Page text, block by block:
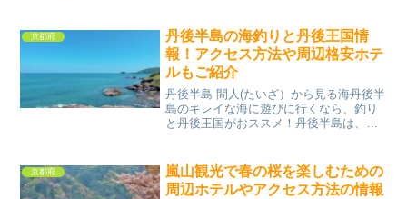
京都府
丹後半島の海釣りと丹後王国情
報！アクセス方法や周辺格安ホテ
ルもご紹介
丹後半島 間人(たいざ）から見る海丹後半
島のキレイな海に遊びに行くなら、釣り
と丹後王国がおススメ！丹後半島は、京
特に日本三景の一つの天橋立は有名です
が、最近ではドラマ「...
京都府
嵐山観光で春の桜を楽しむための
周辺ホテルやアクセス方法の情報